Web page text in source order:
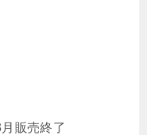
販売終了